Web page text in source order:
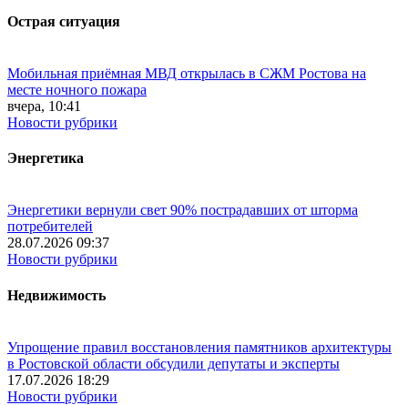
Острая ситуация
Мобильная приёмная МВД открылась в СЖМ Ростова на
месте ночного пожара
вчера, 10:41
Новости рубрики
Энергетика
Энергетики вернули свет 90% пострадавших от шторма
потребителей
28.07.2026 09:37
Новости рубрики
Недвижимость
Упрощение правил восстановления памятников архитектуры
в Ростовской области обсудили депутаты и эксперты
17.07.2026 18:29
Новости рубрики